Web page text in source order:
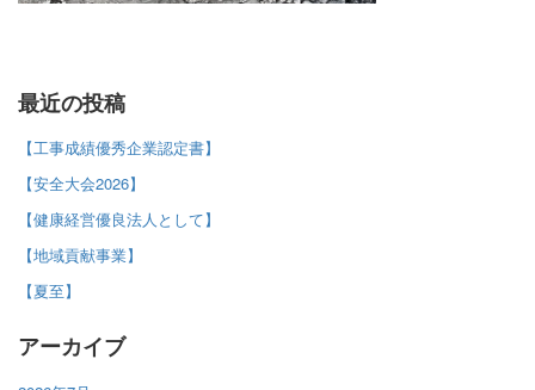
最近の投稿
【工事成績優秀企業認定書】
【安全大会2026】
【健康経営優良法人として】
【地域貢献事業】
【夏至】
アーカイブ